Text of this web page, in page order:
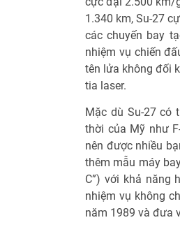
1.340 km, Su-27
các chuyến bay
nhiệm vụ chiến
tên lửa không đối
tia laser.
Mặc dù Su-27 có
thời của Mỹ như
nên được nhiều
thêm mẫu máy
C”) với khả năng
nhiệm vụ không
năm 1989 và đưa